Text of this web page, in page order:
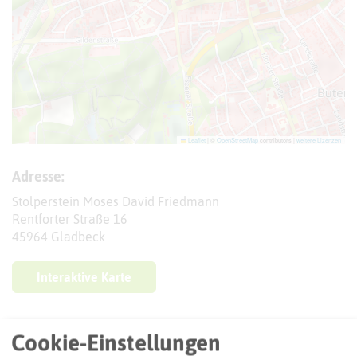
Leaflet OpenStreetMapcontributors | weitere Lizenzen
Adresse:
Stolperstein Moses David Friedmann
Rentforter Straße 16
45964 Gladbeck
Interaktive Karte
Routenplanung zum Ziel:
Cookie-Einstellungen